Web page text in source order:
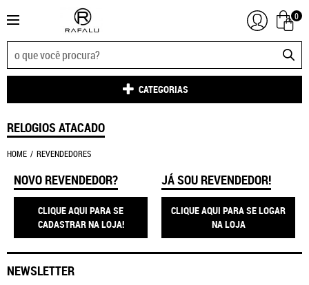
0
CATEGORIAS
RELOGIOS ATACADO
HOME REVENDEDORES
NOVO REVENDEDOR?
CLIQUE AQUI PARA SE
CADASTRAR NA LOJA!
JÁ SOU REVENDEDOR!
CLIQUE AQUI PARA SE LOGAR
NA LOJA
NEWSLETTER